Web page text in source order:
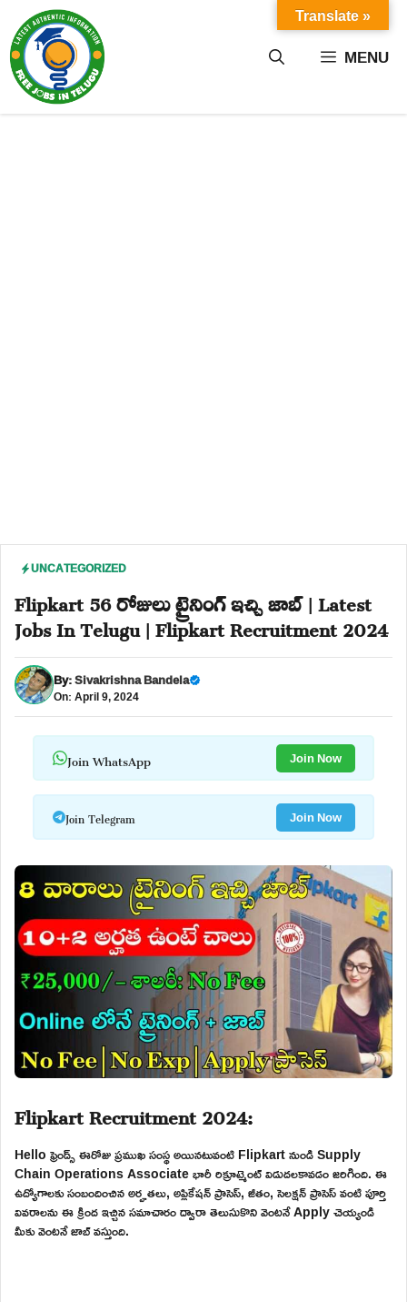
content MENU
UNCATEGORIZED
Flipkart 56 రోజులు ట్రైనింగ్ ఇచ్చి జాబ్ | Latest
Jobs In Telugu | Flipkart Recruitment 2024
By:Sivakrishna Bandela
On: April 9, 2024
Join WhatsApp Join Now
Join Telegram Join Now
Flipkart Recruitment 2024:
Hello ఫ్రెండ్స్ ఈరోజు ప్రముఖ సంస్థ అయినటువంటి Flipkart నుండి Supply
Chain Operations Associate భారీ రిక్రూట్మెంట్ విడుదలకావడం జరిగింది. ఈ
ఉద్యోగాలకు సంబందించిన అర్హతలు, అప్లికేషన్ ప్రాసెస్, జీతం, సెలక్షన్ ప్రాసెస్ వంటి పూర్తి
వివరాలను ఈ క్రింద ఇచ్చిన సమాచారం ద్వారా తెలుసుకొని వెంటనే Apply చెయ్యండి
మీకు వెంటనే జాబ్ వస్తుంది.
Translate »